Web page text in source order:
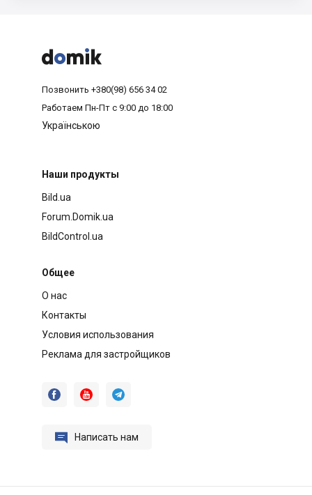



Позвонить +380(98) 656 34 02
Работаем Пн-Пт с 9:00 до 18:00
Українською
Наши продукты
Bild.ua
Forum.Domik.ua
BildControl.ua
Общее
О нас
Контакты
Условия использования
Реклама для застройщиков
  
 Написать нам